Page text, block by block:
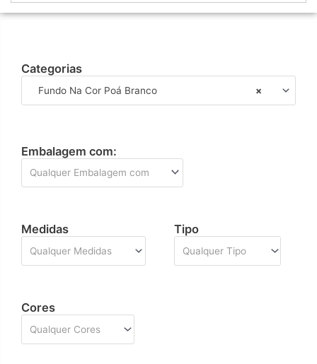
Categorias
×
Fundo Na Cor Poá Branco
Embalagem com:
Qualquer Embalagem com
Medidas
Qualquer Medidas
Tipo
Qualquer Tipo
Cores
Qualquer Cores